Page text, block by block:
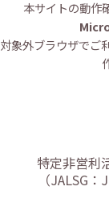
本サイトの動作
対象外ブラウザでご
特定非営利
（JALSG